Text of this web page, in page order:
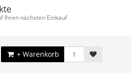
Ihren nächsten Einkauf
+ Warenkorb